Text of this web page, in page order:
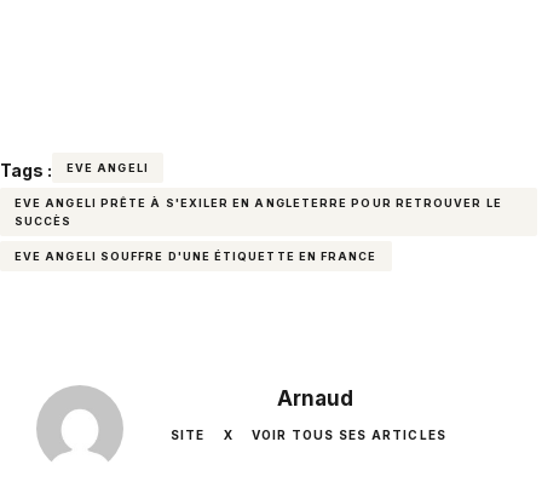
Tags : EVE ANGELI
EVE ANGELI PRÊTE À S'EXILER EN ANGLETERRE POUR RETROUVER LE
SUCCÈS
EVE ANGELI SOUFFRE D'UNE ÉTIQUETTE EN FRANCE
Arnaud
SITE X VOIR TOUS SES ARTICLES